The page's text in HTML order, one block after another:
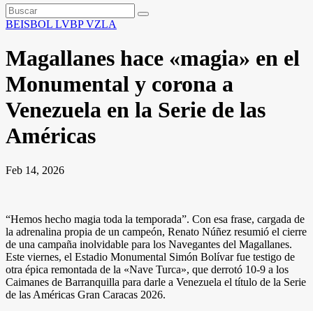
BEISBOL LVBPVZLA
Magallanes hace «magia» en el
Monumental y corona a
Venezuela en la Serie de las
Américas
Feb 14, 2026
“Hemos hecho magia toda la temporada”. Con esa frase, cargada de
la adrenalina propia de un campeón, Renato Núñez resumió el cierre
de una campaña inolvidable para los Navegantes del Magallanes.
Este viernes, el Estadio Monumental Simón Bolívar fue testigo de
otra épica remontada de la «Nave Turca», que derrotó 10-9 a los
Caimanes de Barranquilla para darle a Venezuela el título de la Serie
de las Américas Gran Caracas 2026.